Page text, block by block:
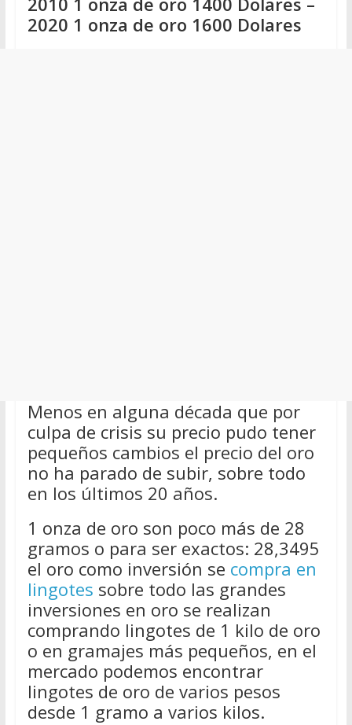
2020 1 onza de oro 1600 Dolares
Menos en alguna década que por
culpa de crisis su precio pudo tener
pequeños cambios el precio del oro
no ha parado de subir, sobre todo
en los últimos 20 años.
1 onza de oro son poco más de 28
gramos o para ser exactos: 28,3495
el oro como inversión se compra en
lingotes sobre todo las grandes
inversiones en oro se realizan
comprando lingotes de 1 kilo de oro
o en gramajes más pequeños, en el
mercado podemos encontrar
lingotes de oro de varios pesos
desde 1 gramo a varios kilos.